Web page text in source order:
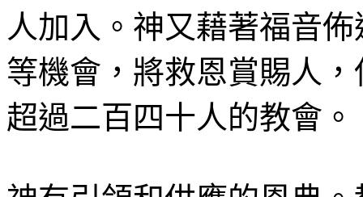
人加入。神又藉著福音
等機會，將救恩賞賜人
超過二百四十人的教會。